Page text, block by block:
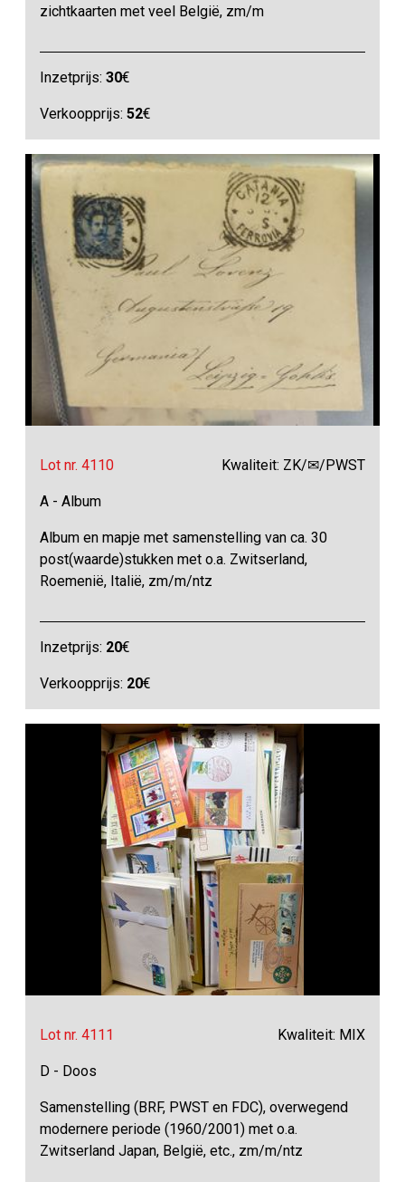
zichtkaarten met veel België, zm/m
Inzetprijs:30€
Verkoopprijs:52€
Lot nr. 4110 Kwaliteit: ZK/✉/PWST
A - Album
Album en mapje met samenstelling van ca. 30
post(waarde)stukken met o.a. Zwitserland,
Roemenië, Italië, zm/m/ntz
Inzetprijs: 20€
Verkoopprijs: 20€
Lot nr. 4111 Kwaliteit: MIX
D - Doos
Samenstelling (BRF, PWST en FDC), overwegend
modernere periode (1960/2001) met o.a.
Zwitserland Japan, België, etc., zm/m/ntz